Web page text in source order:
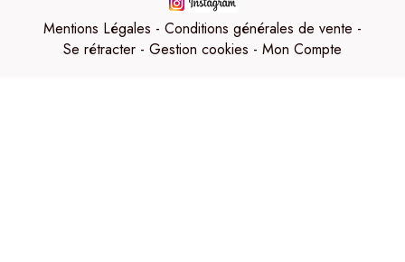
Mentions Légales
Conditions générales de vente
Se rétracter
Gestion cookies Mon Compte